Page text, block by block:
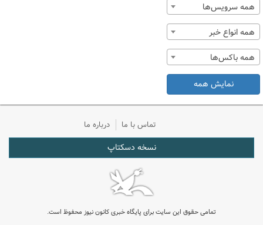
همه سرویس‌ها
همه انواع خبر
همه باکس‌ها
نمایش همه
تماس با ما درباره ما
نسخه دسکتاپ
تمامی حقوق این سایت برای پایگاه خبری کانون نیوز محفوظ است.